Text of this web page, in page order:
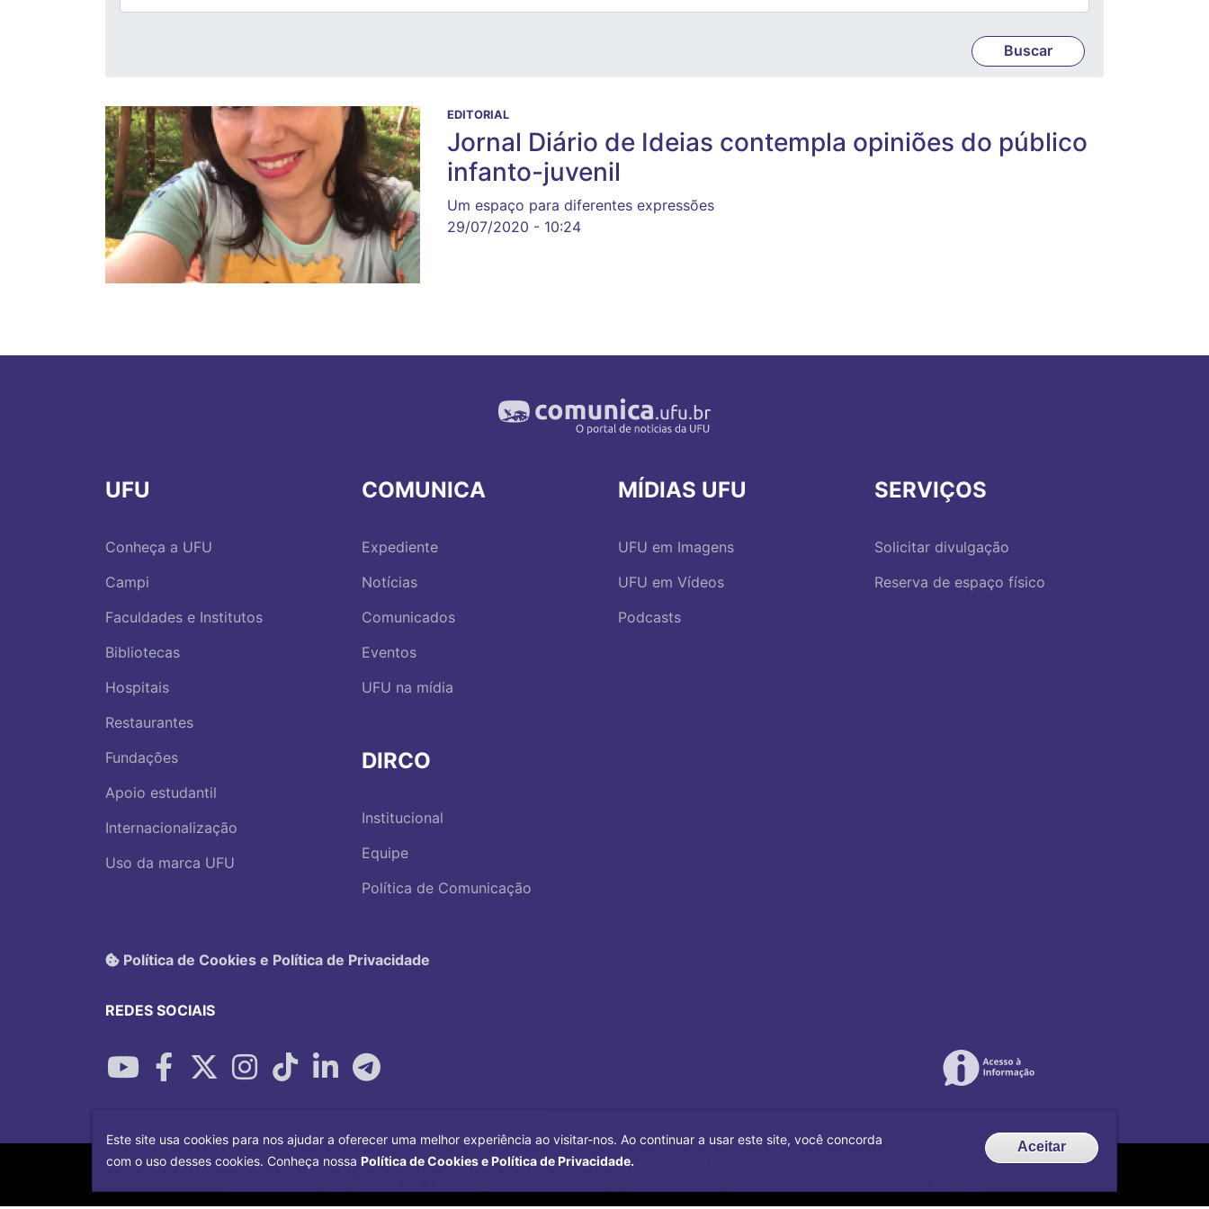
EDITORIAL
Jornal Diário de Ideias contempla opiniões do público
infanto-juvenil
Um espaço para diferentes expressões
29/07/2020 - 10:24
UFU
Conheça a UFU
Campi
Faculdades e Institutos
Bibliotecas
Hospitais
Restaurantes
Fundações
Apoio estudantil
Internacionalização
Uso da marca UFU
COMUNICA
Expediente
Notícias
Comunicados
Eventos
UFU na mídia
DIRCO
Institucional
Equipe
Política de Comunicação
MÍDIAS UFU
UFU em Imagens
UFU em Vídeos
Podcasts
SERVIÇOS
Solicitar divulgação
Reserva de espaço físico
Política de Cookies e Política de Privacidade
REDES SOCIAIS
Copyright©2026Universidade Federal Uberlândia.
Este site usa cookies para nos ajudar a oferecer uma melhor experiência ao visitar-nos. Ao continuar a usar este site, você concorda
com o uso desses cookies. Conheça nossa Política de Cookies e Política de Privacidade.
Aceitar